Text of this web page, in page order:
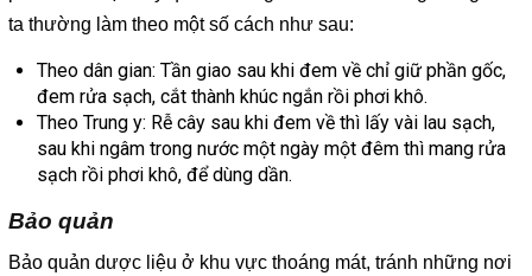
ta thường làm theo một số cách như sau:
Theo dân gian: Tần giao sau khi đem về chỉ giữ phần gốc,
đem rửa sạch, cắt thành khúc ngắn rồi phơi khô.
Theo Trung y: Rễ cây sau khi đem về thì lấy vài lau sạch,
sau khi ngâm trong nước một ngày một đêm thì mang rửa
sạch rồi phơi khô, để dùng dần.
Bảo quản
Bảo quản dược liệu ở khu vực thoáng mát, tránh những nơi